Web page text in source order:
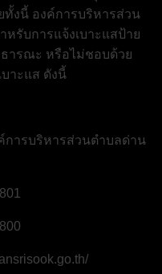
งนี้ องค์การบริหารส่วน
รับการแจ้งเบาะแสป้าย
ารณะ หรือไม่ชอบด้วย
าะแส ดังนี้
การบริหารส่วนตำบลด่าน